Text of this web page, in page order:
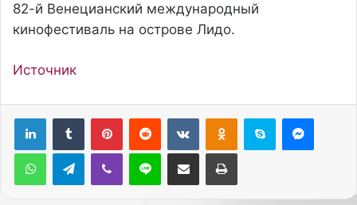
82-й Венецианский международный
кинофестиваль на острове Лидо.
Источник
Telegram